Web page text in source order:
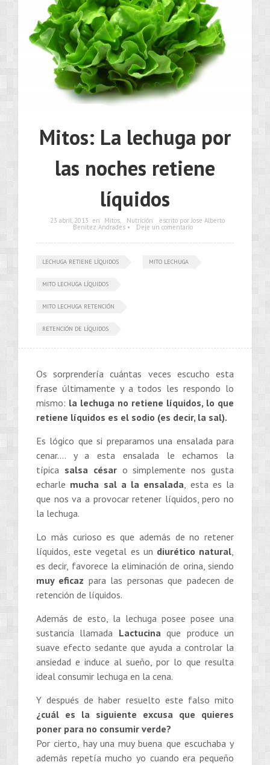
Mitos: La lechuga por
las noches retiene
líquidos
23 abril, 2013 en Mitos, Nutrición escrito por Jose Alberto
Benítez Andrades • Deje un comentario
LECHUGA RETIENE LÍQUIDOS MITO LECHUGA
MITO LECHUGA LÍQUIDOS
MITO LECHUGA RETENCIÓN
RETENCIÓN DE LÍQUIDOS
Os sorprendería cuántas veces escucho esta
frase últimamente y a todos les respondo lo
mismo: la lechuga no retiene líquidos, lo que
retiene líquidos es el sodio (es decir, la sal).
Es lógico que si preparamos una ensalada para
cenar…. y a esta ensalada le echamos la
típica salsa césaro simplemente nos gusta
echarle mucha sal a la ensalada , esta es la
que nos va a provocar retener líquidos, pero no
la lechuga.
Lo más curioso es que además de no retener
líquidos, este vegetal es un diurético natural
es decir, favorece la eliminación de orina, siendo
muy eficaz para las personas que padecen de
retención de líquidos.
Además de esto, la lechuga posee posee una
sustancia llamada Lactucina que produce un
suave efecto sedante que ayuda a controlar la
ansiedad e induce al sueño, por lo que resulta
ideal consumir lechuga en la cena.
Y después de haber resuelto este falso mito
¿cuál es la siguiente excusa que quieres
poner para no consumir verde?
Por cierto, hay una muy buena que escuchaba y
además repetía mucho yo cuando era pequeño